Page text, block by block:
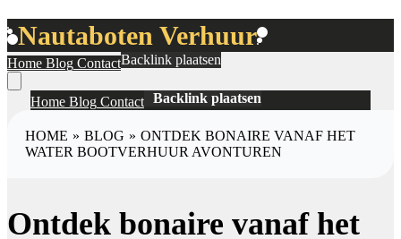
Nautaboten Verhuur
Home Blog ContactBacklink plaatsen
HomeBlogContact Backlink plaatsen
HOME » BLOG » ONTDEK BONAIRE VANAF HET
WATER BOOTVERHUUR AVONTUREN
Ontdek bonaire vanaf het